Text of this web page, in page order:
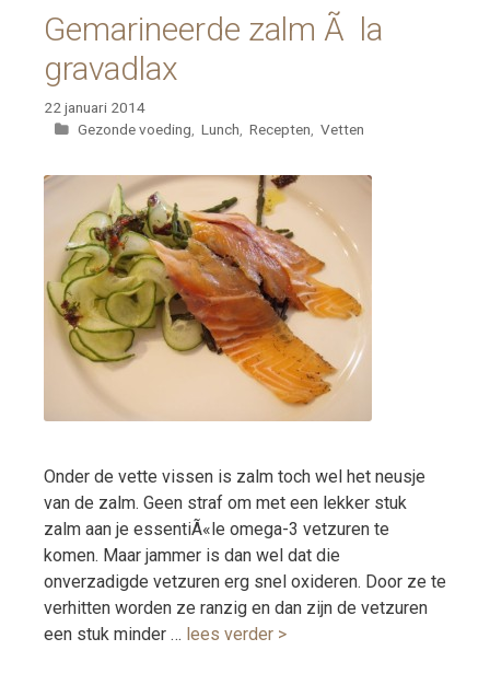
Gemarineerde zalm Ã la
gravadlax
22 januari 2014
Categorieën
Gezonde voeding, Lunch, Recepten, Vetten
Onder de vette vissen is zalm toch wel het neusje
van de zalm. Geen straf om met een lekker stuk
zalm aan je essentiÃ«le omega-3 vetzuren te
komen. Maar jammer is dan wel dat die
onverzadigde vetzuren erg snel oxideren. Door ze te
verhitten worden ze ranzig en dan zijn de vetzuren
een stuk minder … lees verder >